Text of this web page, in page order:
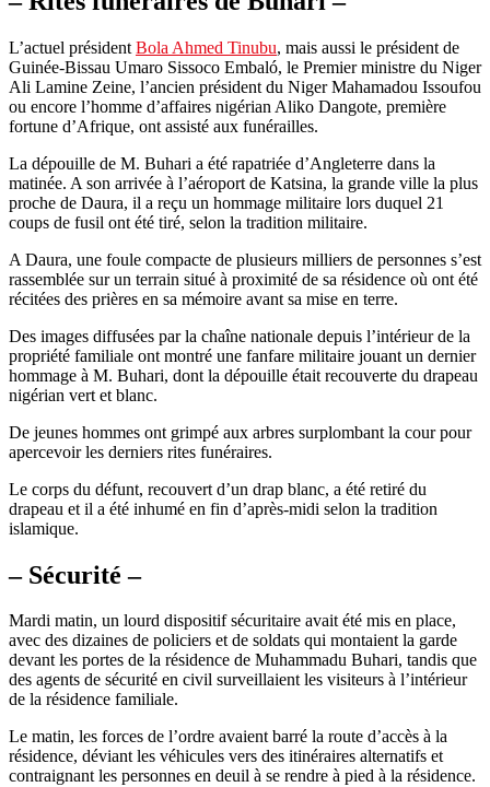
L’actuel président Bola Ahmed Tinubu, mais aussi le président de
Guinée-Bissau Umaro Sissoco Embaló, le Premier ministre du Niger
Ali Lamine Zeine, l’ancien président du Niger Mahamadou Issoufou
ou encore l’homme d’affaires nigérian Aliko Dangote, première
fortune d’Afrique, ont assisté aux funérailles.
La dépouille de M. Buhari a été rapatriée d’Angleterre dans la
matinée. A son arrivée à l’aéroport de Katsina, la grande ville la plus
proche de Daura, il a reçu un hommage militaire lors duquel 21
coups de fusil ont été tiré, selon la tradition militaire.
A Daura, une foule compacte de plusieurs milliers de personnes s’est
rassemblée sur un terrain situé à proximité de sa résidence où ont été
récitées des prières en sa mémoire avant sa mise en terre.
Des images diffusées par la chaîne nationale depuis l’intérieur de la
propriété familiale ont montré une fanfare militaire jouant un dernier
hommage à M. Buhari, dont la dépouille était recouverte du drapeau
nigérian vert et blanc.
De jeunes hommes ont grimpé aux arbres surplombant la cour pour
apercevoir les derniers rites funéraires.
Le corps du défunt, recouvert d’un drap blanc, a été retiré du
drapeau et il a été inhumé en fin d’après-midi selon la tradition
islamique.
– Sécurité –
Mardi matin, un lourd dispositif sécuritaire avait été mis en place,
avec des dizaines de policiers et de soldats qui montaient la garde
devant les portes de la résidence de Muhammadu Buhari, tandis que
des agents de sécurité en civil surveillaient les visiteurs à l’intérieur
de la résidence familiale.
Le matin, les forces de l’ordre avaient barré la route d’accès à la
résidence, déviant les véhicules vers des itinéraires alternatifs et
contraignant les personnes en deuil à se rendre à pied à la résidence.